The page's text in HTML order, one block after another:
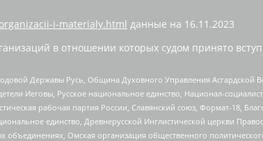
i-materialy.html данные на 16.11.2023
в отношении которых судом принято
Державы Русь, Община Духовного Управления
Иеговы, Русское национальное единство, Национал-
рабочая партия России, Славянский союз, Формат-18,
единство, Древнерусской Инглистической церкви
Омская организация общественного